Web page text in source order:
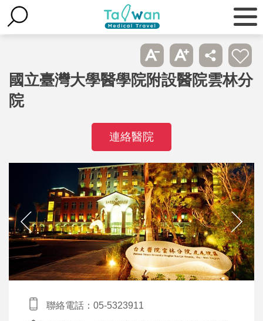
國立臺灣大學醫學院附設醫院雲林分
院
連絡醫院
聯絡電話：05-5323911